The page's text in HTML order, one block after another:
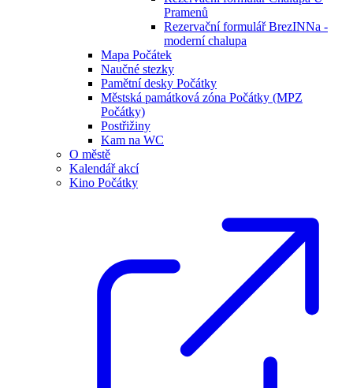
Pramenů
Rezervační formulář BrezINNa -
moderní chalupa
Mapa Počátek
Naučné stezky
Pamětní desky Počátky
Městská památková zóna Počátky (MPZ
Počátky)
Postřižiny
Kam na WC
O městě
Kalendář akcí
Kino Počátky